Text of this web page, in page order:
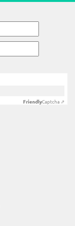
FriendlyCaptcha ⇗